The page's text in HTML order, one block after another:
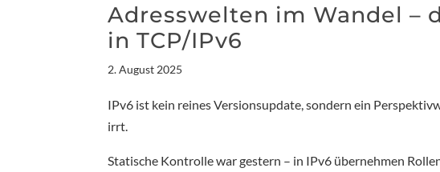
Adresswelten im Wandel
in TCP/IPv6
2. August 2025
IPv6 ist kein reines Versionsupdate, sondern ein
irrt.
Statische Kontrolle war gestern – in IPv6 übernehmen